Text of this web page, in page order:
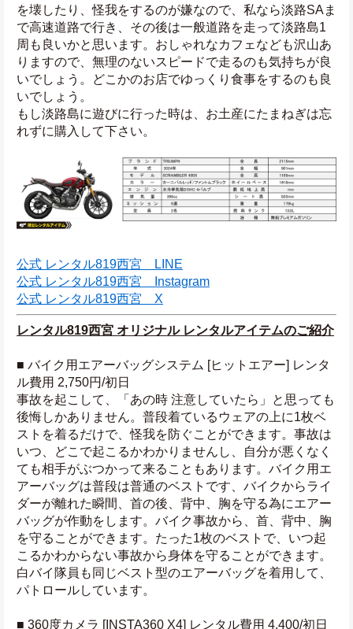
を壊したり、怪我をするのが嫌なので、私なら淡路SAま
で高速道路で行き、その後は一般道路を走って淡路島1
周も良いかと思います。おしゃれなカフェなども沢山あ
りますので、無理のないスピードで走るのも気持ちが良
いでしょう。どこかのお店でゆっくり食事をするのも良
いでしょう。
もし淡路島に遊びに行った時は、お土産にたまねぎは忘
れずに購入して下さい。
公式 レンタル819西宮　LINE
公式 レンタル819西宮　Instagram
公式 レンタル819西宮　X
レンタル819西宮 オリジナル レンタルアイテムのご紹介
■ バイク用エアーバッグシステム [ヒットエアー] レンタ
ル費用 2,750円/初日
事故を起こして、「あの時 注意していたら」と思っても
後悔しかありません。普段着ているウェアの上に1枚ベ
ストを着るだけで、怪我を防ぐことができます。事故は
いつ、どこで起こるかわかりませんし、自分が悪くなく
ても相手がぶつかって来ることもあります。バイク用エ
アーバッグは普段は普通のベストです、バイクからライ
ダーが離れた瞬間、首の後、背中、胸を守る為にエアー
バッグが作動をします。バイク事故から、首、背中、胸
を守ることができます。たった1枚のベストで、いつ起
こるかわからない事故から身体を守ることができます。
白バイ隊員も同じベスト型のエアーバッグを着用して、
パトロールしています。
■ 360度カメラ [INSTA360 X4] レンタル費用 4,400/初日